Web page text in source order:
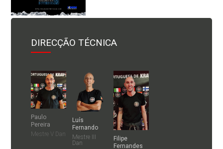
DIRECÇÃO TÉCNICA
Paulo
Pereira
Mestre V Dan
Luís
Fernando
Mestre III
Dan
Filipe
Fernandes